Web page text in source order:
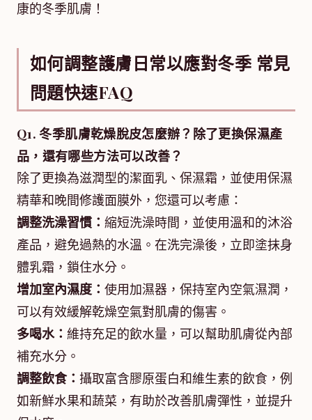
康的冬季肌膚！
如何調整護膚日常以應對冬季 常見
問題快速FAQ
Q1. 冬季肌膚乾燥脫皮怎麼辦？除了更換保濕產
品，還有哪些方法可以改善？
除了更換為滋潤型的潔面乳、保濕霜，並使用保濕
精華和晚間修護面膜外，您還可以考慮：
調整洗澡習慣： 縮短洗澡時間，並使用溫和的沐浴
產品，避免過熱的水溫。在洗完澡後，立即塗抹身
體乳霜，鎖住水分。
增加室內濕度： 使用加濕器，保持室內空氣濕潤，
可以有效緩解乾燥空氣對肌膚的傷害。
多喝水： 維持充足的飲水量，可以幫助肌膚從內部
補充水分。
調整飲食： 攝取富含膠原蛋白和維生素的飲食，例
如新鮮水果和蔬菜，有助於改善肌膚彈性，並提升